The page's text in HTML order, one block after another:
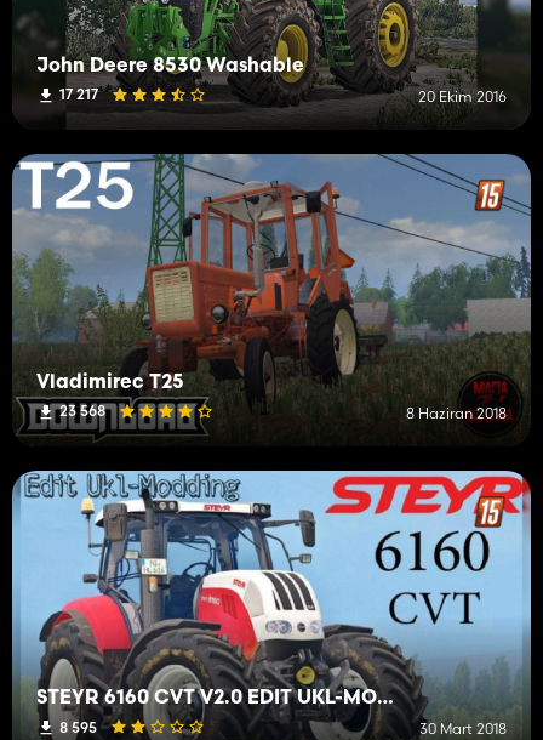
John Deere 8530 Washable
17 217 20 Ekim 2016
Vladimirec T25
23 568 8 Haziran 2018
STEYR 6160 CVT V2.0 EDIT UKL-MODDING
8 595 30 Mart 2018